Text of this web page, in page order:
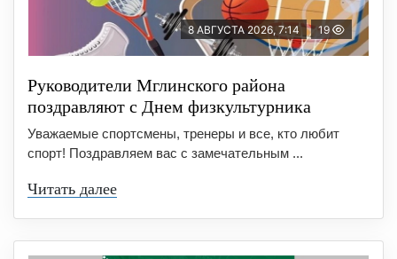
8 АВГУСТА 2026, 7:14 19
Руководители Мглинского района
поздравляют с Днем физкультурника
Уважаемые спортсмены, тренеры и все, кто любит
спорт! Поздравляем вас с замечательным ...
Читать далее